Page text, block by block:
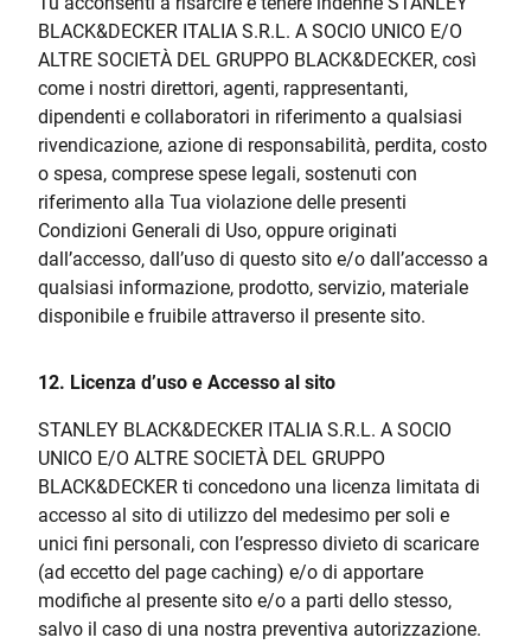
BLACK&DECKER ITALIA S.R.L. A SOCIO UNICO E/O
ALTRE SOCIETÀ DEL GRUPPO BLACK&DECKER, così
come i nostri direttori, agenti, rappresentanti,
dipendenti e collaboratori in riferimento a qualsiasi
rivendicazione, azione di responsabilità, perdita, costo
o spesa, comprese spese legali, sostenuti con
riferimento alla Tua violazione delle presenti
Condizioni Generali di Uso, oppure originati
dall’accesso, dall’uso di questo sito e/o dall’accesso a
qualsiasi informazione, prodotto, servizio, materiale
disponibile e fruibile attraverso il presente sito.
12. Licenza d’uso e Accesso al sito
STANLEY BLACK&DECKER ITALIA S.R.L. A SOCIO
UNICO E/O ALTRE SOCIETÀ DEL GRUPPO
BLACK&DECKER ti concedono una licenza limitata di
accesso al sito di utilizzo del medesimo per soli e
unici fini personali, con l’espresso divieto di scaricare
(ad eccetto del page caching) e/o di apportare
modifiche al presente sito e/o a parti dello stesso,
salvo il caso di una nostra preventiva autorizzazione.